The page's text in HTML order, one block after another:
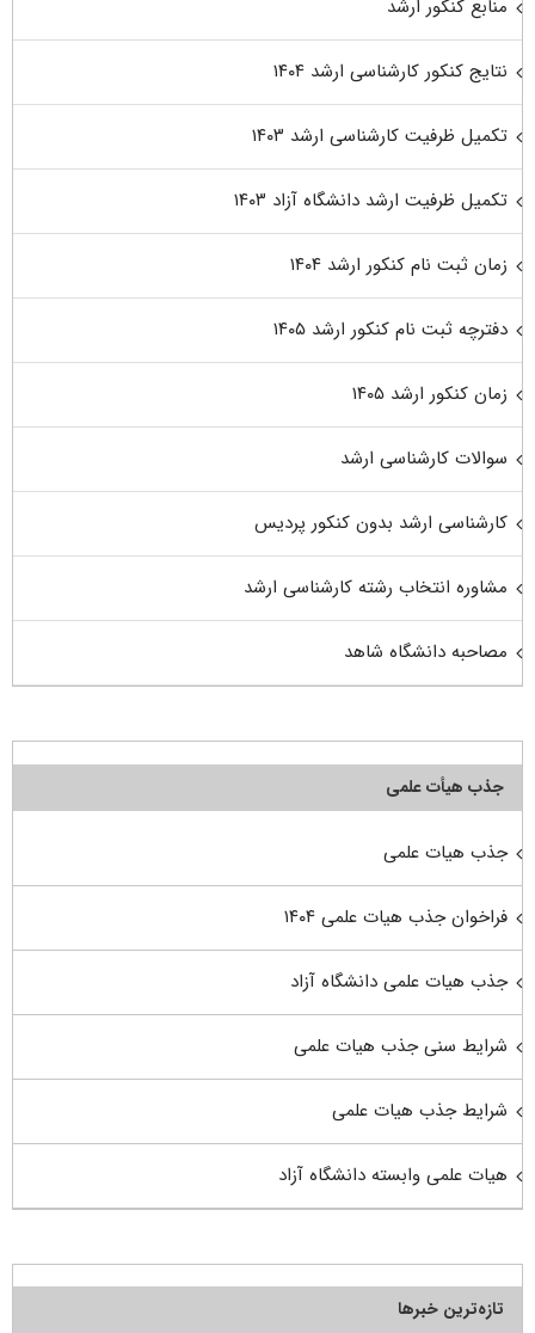
منابع کنکور ارشد
نتایج کنکور کارشناسی ارشد ۱۴۰۴
تکمیل ظرفیت کارشناسی ارشد ۱۴۰۳
تکمیل ظرفیت ارشد دانشگاه آزاد ۱۴۰۳
زمان ثبت نام کنکور ارشد ۱۴۰۴
دفترچه ثبت نام کنکور ارشد ۱۴۰۵
زمان کنکور ارشد ۱۴۰۵
سوالات کارشناسی ارشد
کارشناسی ارشد بدون کنکور پردیس
مشاوره انتخاب رشته کارشناسی ارشد
مصاحبه دانشگاه شاهد
جذب هیأت علمی
جذب هیات علمی
فراخوان جذب هیات علمی ۱۴۰۴
جذب هیات علمی دانشگاه آزاد
شرایط سنی جذب هیات علمی
شرایط جذب هیات علمی
هیات علمی وابسته دانشگاه آزاد
تازه‌ترین خبرها